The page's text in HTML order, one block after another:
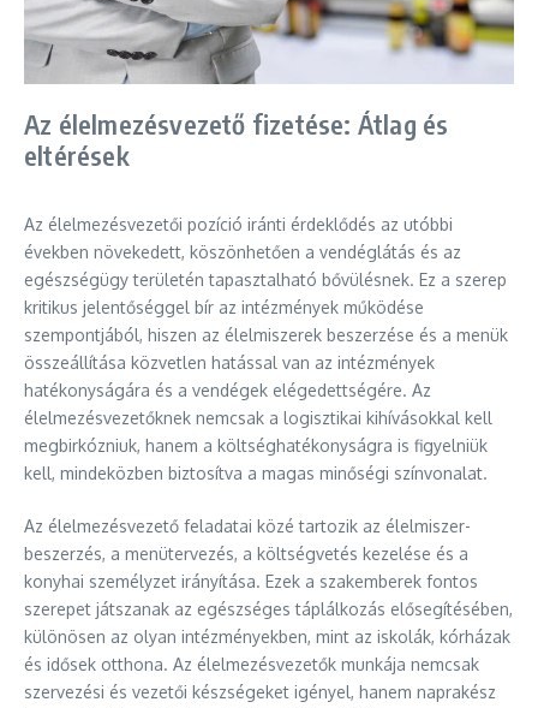
Az élelmezésvezető fizetése: Átlag és
eltérések
Az élelmezésvezetői pozíció iránti érdeklődés az utóbbi
években növekedett, köszönhetően a vendéglátás és az
egészségügy területén tapasztalható bővülésnek. Ez a szerep
kritikus jelentőséggel bír az intézmények működése
szempontjából, hiszen az élelmiszerek beszerzése és a menük
összeállítása közvetlen hatással van az intézmények
hatékonyságára és a vendégek elégedettségére. Az
élelmezésvezetőknek nemcsak a logisztikai kihívásokkal kell
megbirkózniuk, hanem a költséghatékonyságra is figyelniük
kell, mindeközben biztosítva a magas minőségi színvonalat.
Az élelmezésvezető feladatai közé tartozik az élelmiszer-
beszerzés, a menütervezés, a költségvetés kezelése és a
konyhai személyzet irányítása. Ezek a szakemberek fontos
szerepet játszanak az egészséges táplálkozás elősegítésében,
különösen az olyan intézményekben, mint az iskolák, kórházak
és idősek otthona. Az élelmezésvezetők munkája nemcsak
szervezési és vezetői készségeket igényel, hanem naprakész